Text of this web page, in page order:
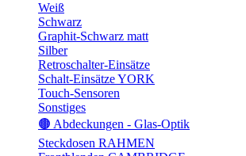
Weiß
Schwarz
Graphit-Schwarz matt
Silber
Retroschalter-Einsätze
Schalt-Einsätze YORK
Touch-Sensoren
Sonstiges
🟤 Abdeckungen - Glas-Optik
Steckdosen RAHMEN